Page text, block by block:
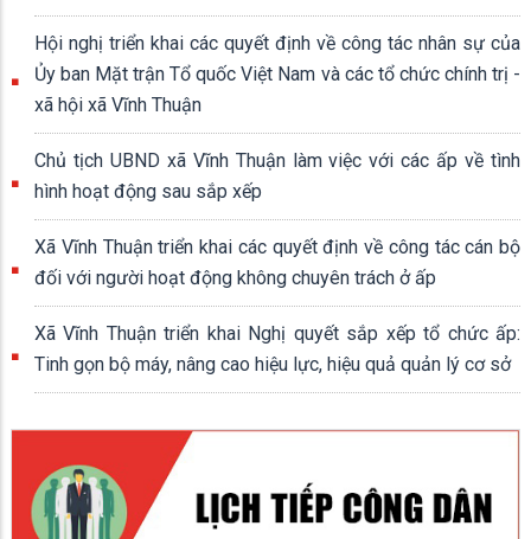
Hội nghị triển khai các quyết định về công tác nhân sự của
Ủy ban Mặt trận Tổ quốc Việt Nam và các tổ chức chính trị -
xã hội xã Vĩnh Thuận
Chủ tịch UBND xã Vĩnh Thuận làm việc với các ấp về tình
hình hoạt động sau sắp xếp
Xã Vĩnh Thuận triển khai các quyết định về công tác cán bộ
đối với người hoạt động không chuyên trách ở ấp
Xã Vĩnh Thuận triển khai Nghị quyết sắp xếp tổ chức ấp:
Tinh gọn bộ máy, nâng cao hiệu lực, hiệu quả quản lý cơ sở